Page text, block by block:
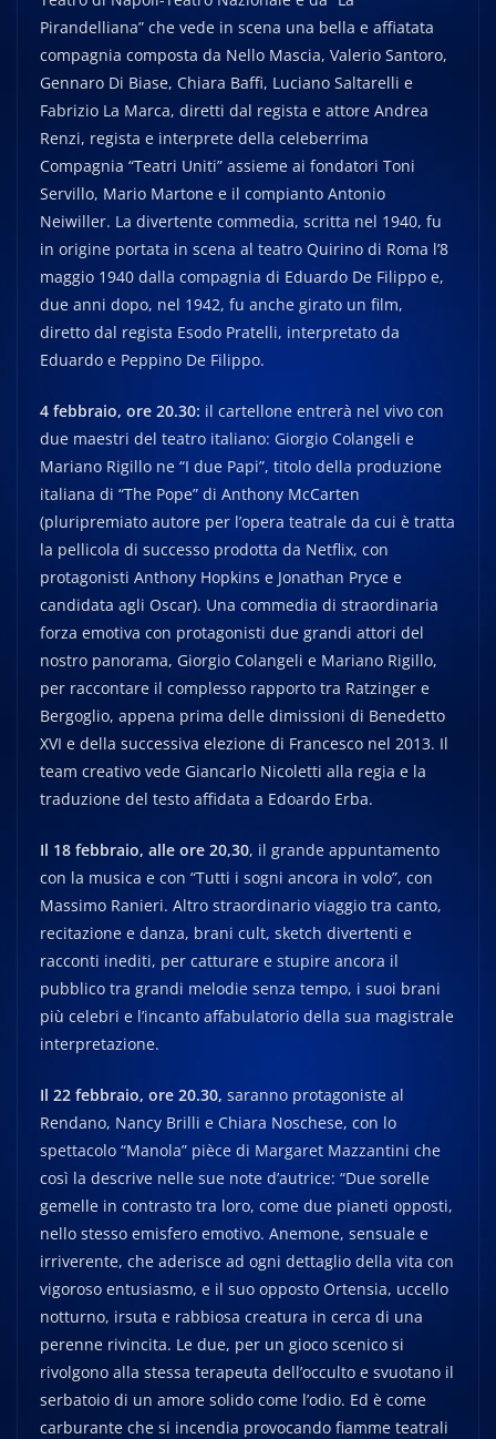
Pirandelliana” che vede in scena una bella e affiatata
compagnia composta da Nello Mascia, Valerio Santoro,
Gennaro Di Biase, Chiara Baffi, Luciano Saltarelli e
Fabrizio La Marca, diretti dal regista e attore Andrea
Renzi, regista e interprete della celeberrima
Compagnia “Teatri Uniti” assieme ai fondatori Toni
Servillo, Mario Martone e il compianto Antonio
Neiwiller. La divertente commedia, scritta nel 1940, fu
in origine portata in scena al teatro Quirino di Roma l’8
maggio 1940 dalla compagnia di Eduardo De Filippo e,
due anni dopo, nel 1942, fu anche girato un film,
diretto dal regista Esodo Pratelli, interpretato da
Eduardo e Peppino De Filippo.
4 febbraio, ore 20.30: il cartellone entrerà nel vivo con
due maestri del teatro italiano: Giorgio Colangeli e
Mariano Rigillo ne “I due Papi”, titolo della produzione
italiana di “The Pope” di Anthony McCarten
(pluripremiato autore per l’opera teatrale da cui è tratta
la pellicola di successo prodotta da Netflix, con
protagonisti Anthony Hopkins e Jonathan Pryce e
candidata agli Oscar). Una commedia di straordinaria
forza emotiva con protagonisti due grandi attori del
nostro panorama, Giorgio Colangeli e Mariano Rigillo,
per raccontare il complesso rapporto tra Ratzinger e
Bergoglio, appena prima delle dimissioni di Benedetto
XVI e della successiva elezione di Francesco nel 2013. Il
team creativo vede Giancarlo Nicoletti alla regia e la
traduzione del testo affidata a Edoardo Erba.
Il 18 febbraio, alle ore 20,30, il grande appuntamento
con la musica e con “Tutti i sogni ancora in volo”, con
Massimo Ranieri. Altro straordinario viaggio tra canto,
recitazione e danza, brani cult, sketch divertenti e
racconti inediti, per catturare e stupire ancora il
pubblico tra grandi melodie senza tempo, i suoi brani
più celebri e l’incanto affabulatorio della sua magistrale
interpretazione.
Il 22 febbraio, ore 20.30, saranno protagoniste al
Rendano, Nancy Brilli e Chiara Noschese, con lo
spettacolo “Manola” pièce di Margaret Mazzantini che
così la descrive nelle sue note d’autrice: “Due sorelle
gemelle in contrasto tra loro, come due pianeti opposti,
nello stesso emisfero emotivo. Anemone, sensuale e
irriverente, che aderisce ad ogni dettaglio della vita con
vigoroso entusiasmo, e il suo opposto Ortensia, uccello
notturno, irsuta e rabbiosa creatura in cerca di una
perenne rivincita. Le due, per un gioco scenico si
rivolgono alla stessa terapeuta dell’occulto e svuotano il
serbatoio di un amore solido come l’odio. Ed è come
carburante che si incendia provocando fiamme teatrali